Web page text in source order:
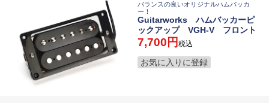
バランスの良いオリジナルハムバッカ
ー！
Guitarworks ハムバッカーピ
ックアップ VGH-V フロント
7,700 税込
お気に入りに登録